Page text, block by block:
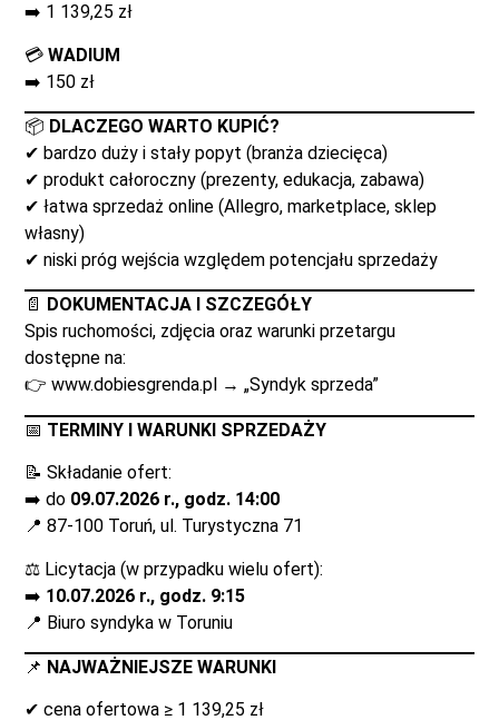
➡️ 1 139,25 zł
💳WADIUM
➡️ 150 zł
📦 DLACZEGO WARTO KUPIĆ?
✔ bardzo duży i stały popyt (branża dziecięca)
✔ produkt całoroczny (prezenty, edukacja, zabawa)
✔ łatwa sprzedaż online (Allegro, marketplace, sklep
własny)
✔ niski próg wejścia względem potencjału sprzedaży
📄
DOKUMENTACJA I SZCZEGÓŁY
Spis ruchomości, zdjęcia oraz warunki przetargu
dostępne na:
👉www.dobiesgrenda.pl → „Syndyk sprzeda”
📅 TERMINY I WARUNKI SPRZEDAŻY
📝 Składanie ofert:
➡️ do 09.07.2026 r., godz. 14:00
📍 87-100 Toruń, ul. Turystyczna 71
⚖️ Licytacja (w przypadku wielu ofert):
➡️ 10.07.2026 r., godz. 9:15
📍 Biuro syndyka w Toruniu
📌 NAJWAŻNIEJSZE WARUNKI
✔ cena ofertowa ≥ 1 139,25 zł